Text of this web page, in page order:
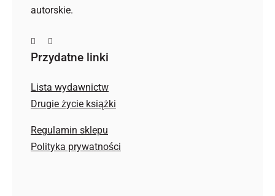
autorskie.
Przydatne linki
Lista wydawnictw
Drugie życie książki
Regulamin sklepu
Polityka prywatności